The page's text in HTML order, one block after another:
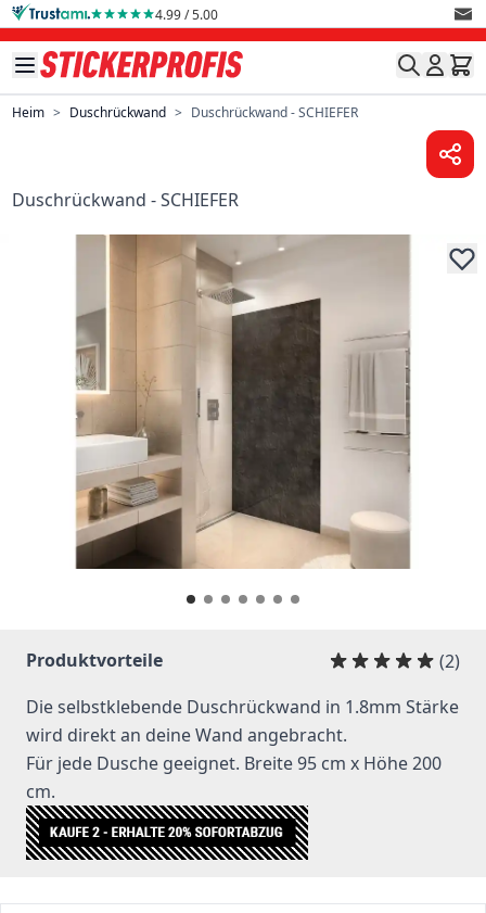
Direkt zum Inhalt 4.99 / 5.00
Heim > Duschrückwand > Duschrückwand - SCHIEFER
Duschrückwand - SCHIEFER
Produktvorteile
(2)
Die selbstklebende Duschrückwand in 1.8mm Stärke
wird direkt an deine Wand angebracht.
Für jede Dusche geeignet. Breite 95 cm x Höhe 200
cm.